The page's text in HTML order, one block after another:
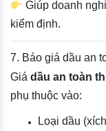
Giúp doanh
kiểm định.
7. Báo giá dầu an
Giá dầu an toàn
phụ thuộc vào:
Loại dầu